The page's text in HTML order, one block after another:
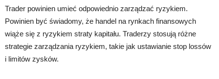
Trader powinien umieć odpowiednio zarządzać ryzykiem.
Powinien być świadomy, że handel na rynkach finansowych
wiąże się z ryzykiem straty kapitału. Traderzy stosują różne
strategie zarządzania ryzykiem, takie jak ustawianie stop lossów
i limitów zysków.